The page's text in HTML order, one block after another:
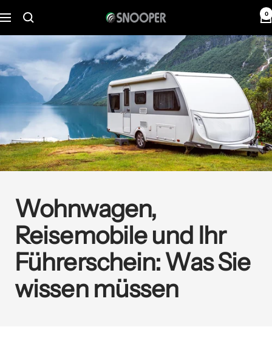
zum
Inhalt
Navigation
Snooper
Deutschland
0
Wohnwagen,
Reisemobile und Ihr
Führerschein: Was Sie
wissen müssen